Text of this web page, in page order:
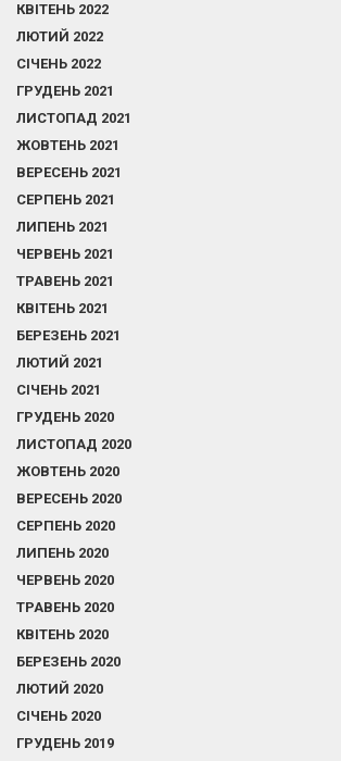
КВІТЕНЬ 2022
ЛЮТИЙ 2022
СІЧЕНЬ 2022
ГРУДЕНЬ 2021
ЛИСТОПАД 2021
ЖОВТЕНЬ 2021
ВЕРЕСЕНЬ 2021
СЕРПЕНЬ 2021
ЛИПЕНЬ 2021
ЧЕРВЕНЬ 2021
ТРАВЕНЬ 2021
КВІТЕНЬ 2021
БЕРЕЗЕНЬ 2021
ЛЮТИЙ 2021
СІЧЕНЬ 2021
ГРУДЕНЬ 2020
ЛИСТОПАД 2020
ЖОВТЕНЬ 2020
ВЕРЕСЕНЬ 2020
СЕРПЕНЬ 2020
ЛИПЕНЬ 2020
ЧЕРВЕНЬ 2020
ТРАВЕНЬ 2020
КВІТЕНЬ 2020
БЕРЕЗЕНЬ 2020
ЛЮТИЙ 2020
СІЧЕНЬ 2020
ГРУДЕНЬ 2019